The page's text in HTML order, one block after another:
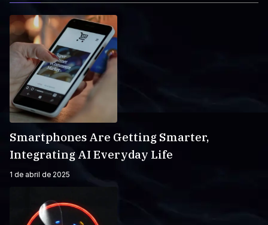
Smartphones Are Getting Smarter,
Integrating AI Everyday Life
1 de abril de 2025